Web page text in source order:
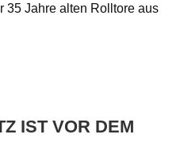
35 Jahre alten Rolltore aus
IST VOR DEM